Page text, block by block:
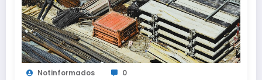
Notinformados 0